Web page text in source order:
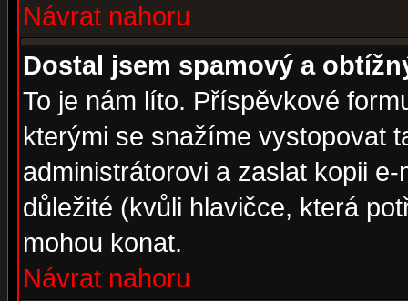
Návrat nahoru
Dostal jsem spamový a
To je nám líto. Příspěvkové
kterými se snažíme vystopovat
administrátorovi a zaslat kopii
důležité (kvůli hlavičce, která
mohou konat.
Návrat nahoru